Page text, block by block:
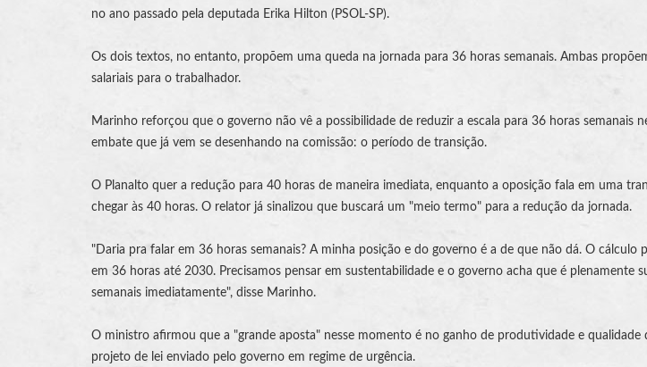
no ano passado pela deputada Erika Hilton (PSOL-SP).
Os dois textos, no entanto, propõem uma queda na jornada para 36 horas semanais. Ambas
salariais para o trabalhador.
Marinho reforçou que o governo não vê a possibilidade de reduzir a escala para 36 horas semanais
embate que já vem se desenhando na comissão: o período de transição.
O Planalto quer a redução para 40 horas de maneira imediata, enquanto a oposição fala em uma
chegar às 40 horas. O relator já sinalizou que buscará um "meio termo" para a redução da jornada.
"Daria pra falar em 36 horas semanais? A minha posição e do governo é a de que não dá. O cálculo
em 36 horas até 2030. Precisamos pensar em sustentabilidade e o governo acha que é plenamente
semanais imediatamente", disse Marinho.
O ministro afirmou que a "grande aposta" nesse momento é no ganho de produtividade e
projeto de lei enviado pelo governo em regime de urgência.